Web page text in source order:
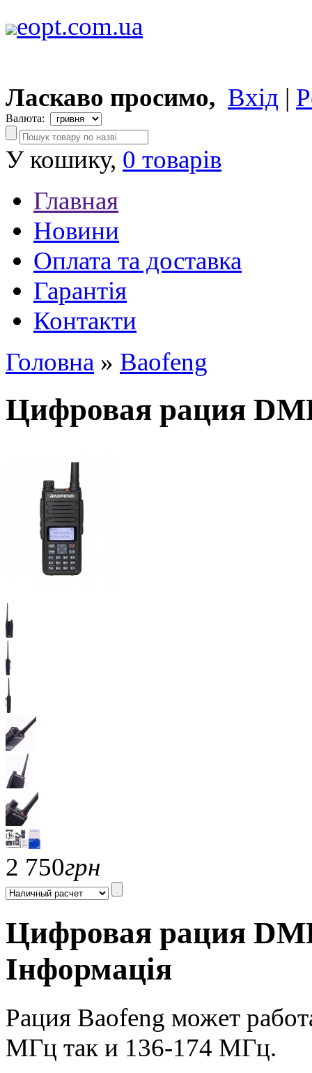
eopt.com.ua
Ласкаво просимо, Вхід |
Валюта:
У кошику, 0 товарів
Главная
Новини
Оплата та доставка
Гарантія
Контакти
Головна » Baofeng
Цифровая рация
2 750грн
Цифровая рация
Інформація
Рация Baofeng может
МГц так и 136-174 МГц.